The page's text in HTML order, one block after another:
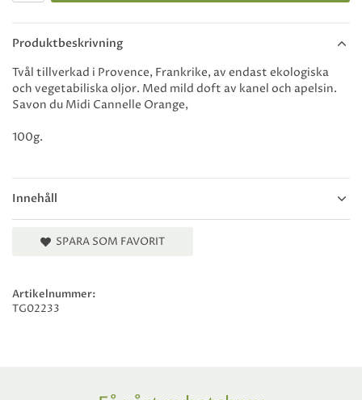
Produktbeskrivning
Innehåll
Tvål tillverkad i Provence, Frankrike, av endast ekologiska
och vegetabiliska oljor. Med mild doft av kanel och apelsin.
Savon du Midi Cannelle Orange,
100g.
SPARA SOM FAVORIT
Artikelnummer:
TG02233